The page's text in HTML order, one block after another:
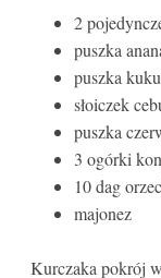
2
puszka
puszka
słoiczek
puszka
3 ogórki
10 dag
majonez
Kurczaka pokrój